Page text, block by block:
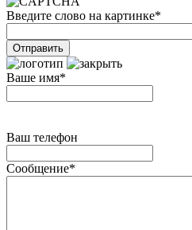
Введите слово на картинке*
Ваше имя*
Ваш телефон
Сообщение*